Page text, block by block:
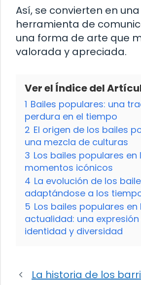
Así, se convierten en
herramienta de
una forma de arte que
valorada y apreciada.
Ver el Índice del
1 Bailes populares: una
perdura en el tiempo
2 El origen de los bailes
una mezcla de culturas
3 Los bailes populares en
momentos icónicos
4 La evolución de los
adaptándose a los
5 Los bailes populares en
actualidad: una
identidad y diversidad
La historia de los